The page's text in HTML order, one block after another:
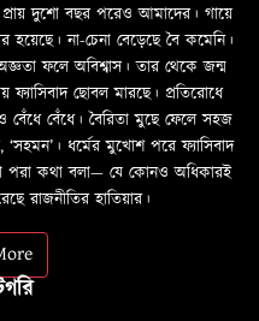
দুশো বছর পরেও আমাদের। গায়ে
না-চেনা বেড়েছে বৈ কমেনি।
ফলে অবিশ্বাস। তার থেকে জন্ম
ফ্যাসিবাদ ছোবল মারছে। প্রতিরোধে
বেঁধে। বৈরিতা মুছে ফেলে সহজ
ধর্মের মুখোশ পরে ফ্যাসিবাদ
পরা কথা বলা—­­ যে কোনও অধিকারই
রাজনীতির হাতিয়ার।